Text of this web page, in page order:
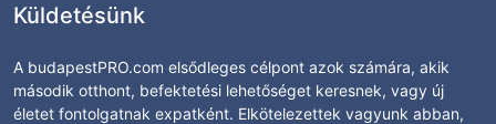
Küldetésünk
A budapestPRO.com elsődleges célpont azok számára, akik
második otthont, befektetési lehetőséget keresnek, vagy új
életet fontolgatnak expatként. Elkötelezettek vagyunk abban,